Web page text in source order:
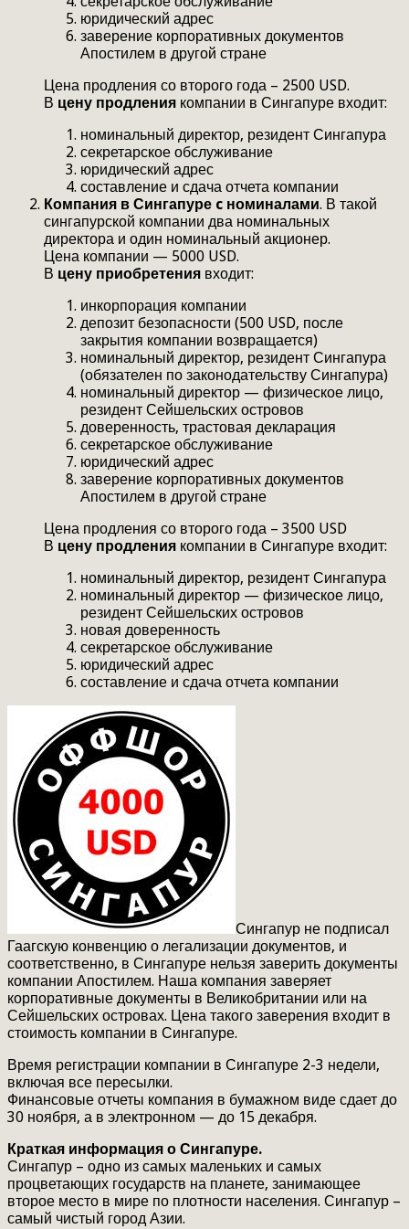
юридический адрес
заверение корпоративных документов
Апостилем в другой стране
Цена продления со второго года – 2500 USD.
В цену продления компании в Сингапуре входит:
номинальный директор, резидент Сингапура
секретарское обслуживание
юридический адрес
составление и сдача отчета компании
Компания в Сингапуре c номиналами. В такой
сингапурской компании два номинальных
директора и один номинальный акционер.
Цена компании — 5000 USD.
В цену приобретения входит:
инкорпорация компании
депозит безопасности (500 USD, после
закрытия компании возвращается)
номинальный директор, резидент Сингапура
(обязателен по законодательству Сингапура)
номинальный директор — физическое лицо,
резидент Сейшельских островов
доверенность, трастовая декларация
секретарское обслуживание
юридический адрес
заверение корпоративных документов
Апостилем в другой стране
Цена продления со второго года – 3500 USD
В цену продления компании в Сингапуре входит:
номинальный директор, резидент Сингапура
номинальный директор — физическое лицо,
резидент Сейшельских островов
новая доверенность
секретарское обслуживание
юридический адрес
составление и сдача отчета компании
Сингапур не подписал
Гаагскую конвенцию о легализации документов, и
соответственно, в Сингапуре нельзя заверить документы
компании Апостилем. Наша компания заверяет
корпоративные документы в Великобритании или на
Сейшельских островах. Цена такого заверения входит в
стоимость компании в Сингапуре.
Время регистрации компании в Сингапуре 2-3 недели,
включая все пересылки.
Финансовые отчеты компания в бумажном виде сдает до
30 ноября, а в электронном — до 15 декабря.
Краткая информация о Сингапуре.
Сингапур – одно из самых маленьких и самых
процветающих государств на планете, занимающее
второе место в мире по плотности населения. Сингапур –
самый чистый город Азии.